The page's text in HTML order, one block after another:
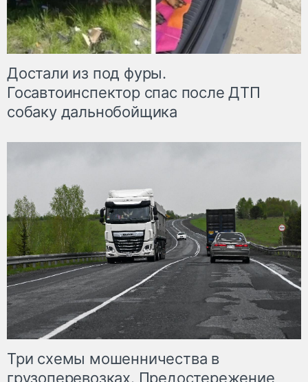
Достали из под фуры.
Госавтоинспектор спас после ДТП
собаку дальнобойщика
Три схемы мошенничества в
грузоперевозках. Предостережение